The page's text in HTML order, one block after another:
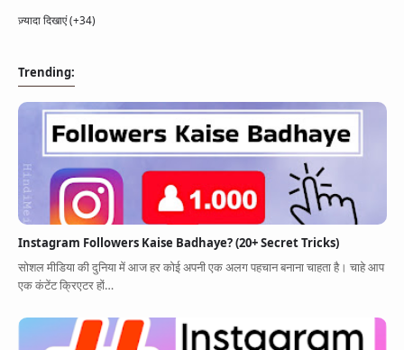
ज़्यादा दिखाएं (+34)
Trending:
Instagram Followers Kaise Badhaye? (20+ Secret Tricks)
सोशल मीडिया की दुनिया में आज हर कोई अपनी एक अलग पहचान बनाना चाहता है। चाहे आप
एक कंटेंट क्रिएटर हों…